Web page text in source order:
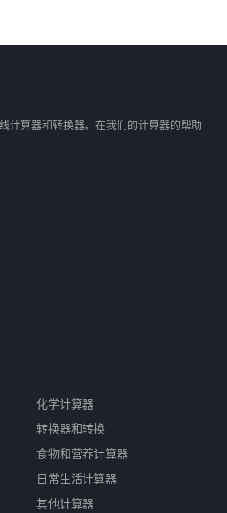
计算器和转换器。在我们的计算器的帮助
化学计算器
转换器和转换
食物和营养计算器
日常生活计算器
其他计算器